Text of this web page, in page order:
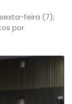
feira (7);
por